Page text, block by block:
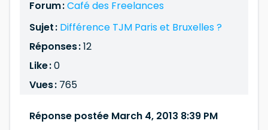
Forum :Café des Freelances
Sujet : Différence TJM Paris et Bruxelles ?
Réponses :12
Like :0
Vues : 765
Réponse postée March 4, 2013 8:39 PM